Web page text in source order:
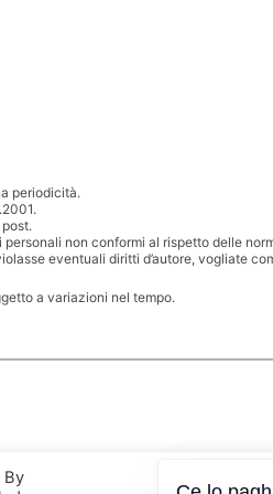
periodicità.
non conformi al rispetto delle
eventuali diritti d’autore, vogliate
a variazioni nel tempo.
By